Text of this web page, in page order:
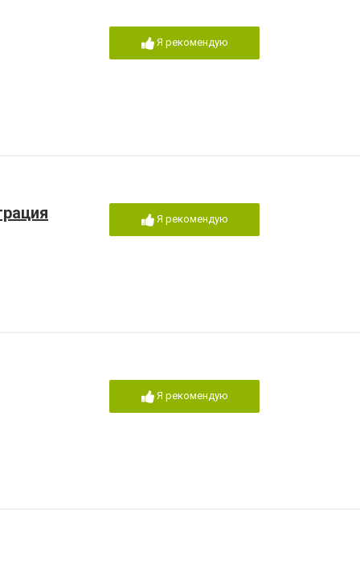
Я рекомендую
Я рекомендую
Я рекомендую